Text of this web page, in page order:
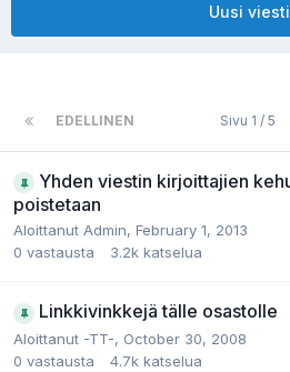
Uusi viesti
EDELLINEN Sivu 1 / 5
Yhden viestin kirjoittajien
poistetaan
Aloittanut Admin, February 1, 2013
0 vastausta 3.2k katselua
Linkkivinkkejä tälle osastolle
Aloittanut -TT-, October 30, 2008
0 vastausta 4.7k katselua